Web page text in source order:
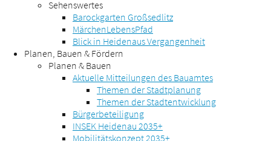
Sehenswertes
Barockgarten Großsedlitz
MärchenLebensPfad
Blick in Heidenaus Vergangenheit
Planen, Bauen & Fördern
Planen & Bauen
Aktuelle Mitteilungen des Bauamtes
Themen der Stadtplanung
Themen der Stadtentwicklung
Bürgerbeteiligung
INSEK Heidenau 2035+
Mobilitätskonzept 2035+